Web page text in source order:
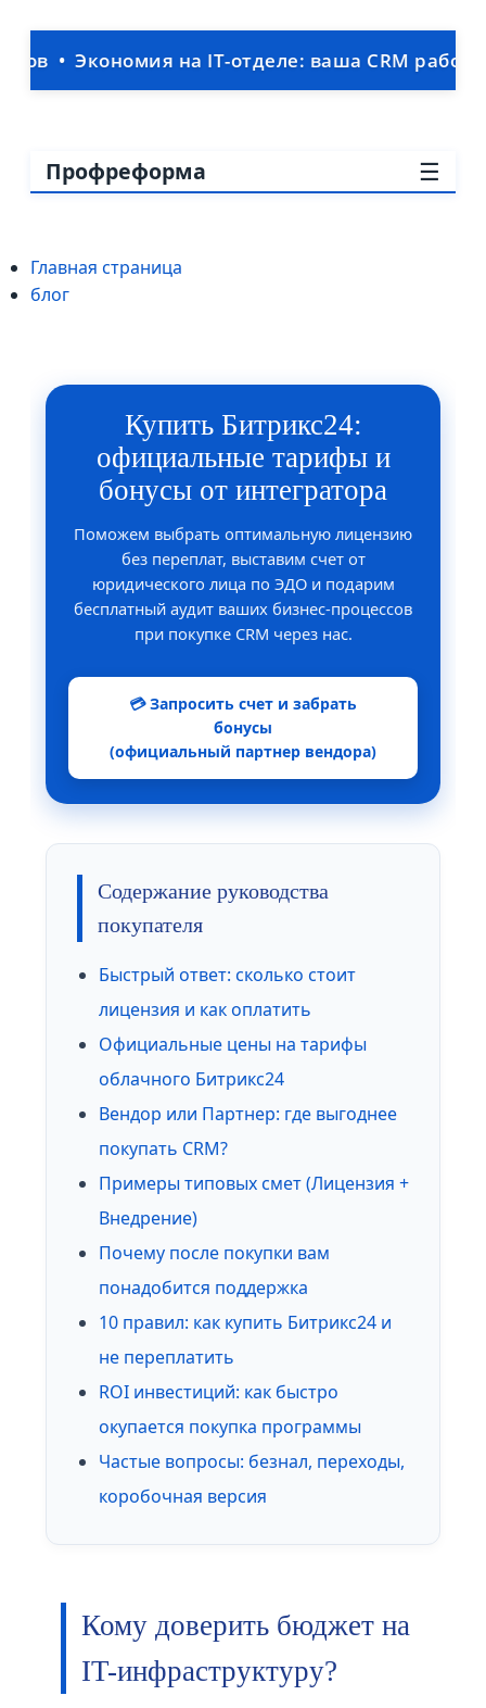
на IT-отделе: ваша CRM работает без
Профреформа ☰
Главная страница
блог
Купить Битрикс24:
официальные тарифы и
бонусы от интегратора
Поможем выбрать оптимальную лицензию
без переплат, выставим счет от
юридического лица по ЭДО и подарим
бесплатный аудит ваших бизнес-процессов
при покупке CRM через нас.
💳 Запросить счет и забрать
бонусы
(официальный партнер вендора)
Содержание руководства
покупателя
Быстрый ответ: сколько стоит
лицензия и как оплатить
Официальные цены на тарифы
облачного Битрикс24
Вендор или Партнер: где выгоднее
покупать CRM?
Примеры типовых смет (Лицензия +
Внедрение)
Почему после покупки вам
понадобится поддержка
10 правил: как купить Битрикс24 и
не переплатить
ROI инвестиций: как быстро
окупается покупка программы
Частые вопросы: безнал, переходы,
коробочная версия
Кому доверить бюджет на
IT-инфраструктуру?